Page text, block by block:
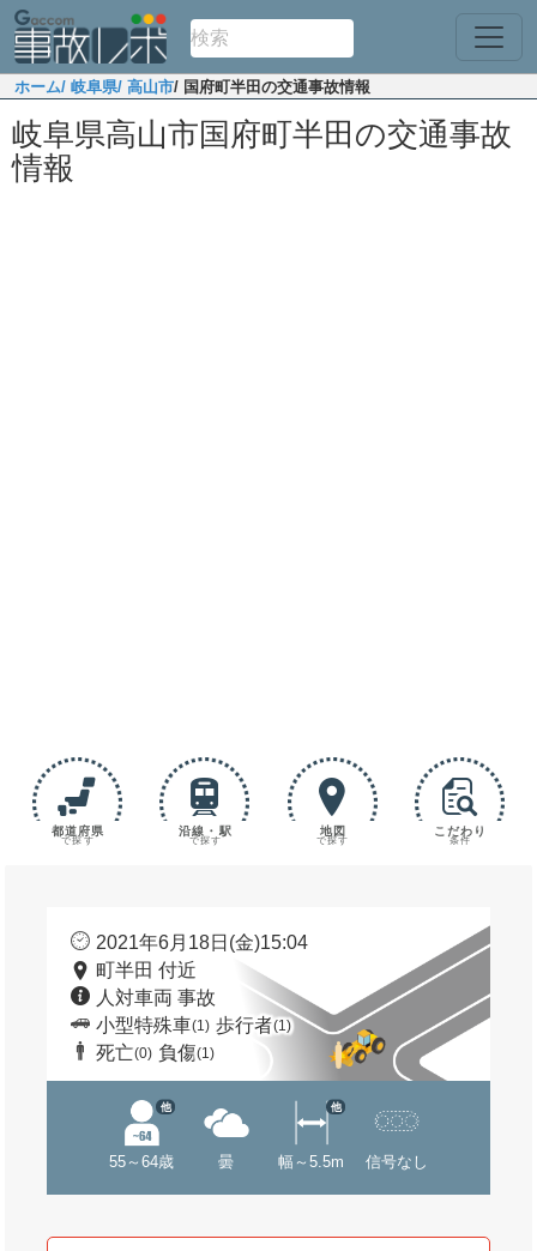
ホーム/ 岐阜県/ 高山市/ 国府町半田の交通事故情報
岐阜県高山市国府町半田の交通事故
情報
都道府県
で探す
沿線・駅
で探す
地図
で探す
こだわり
条件
2021年6月18日(金)15:04
町半田 付近
人対車両 事故
小型特殊車(1) 歩行者(1)
死亡(0) 負傷(1)
55～64歳
他
曇 幅～5.5m
他
信号なし